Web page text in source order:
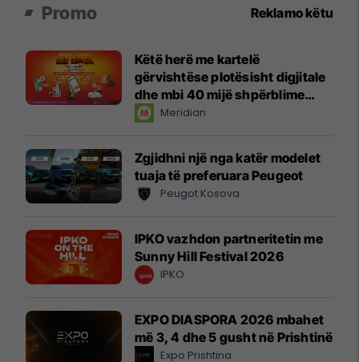
Promo Reklamo këtu
Këtë herë me kartelë
gërvishtëse plotësisht digjitale
dhe mbi 40 mijë shpërblime
instant!Meridian
Zgjidhni një nga katër modelet
tuaja të preferuara Peugeot
Peugot Kosova
IPKO vazhdon partneritetin me
Sunny Hill Festival 2026
IPKO
EXPO DIASPORA 2026 mbahet
më 3, 4 dhe 5 gusht në Prishtinë
Expo Prishtina